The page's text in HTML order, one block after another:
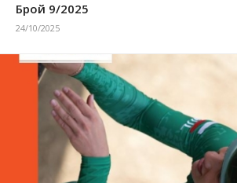
Брой 9/2025
24/10/2025